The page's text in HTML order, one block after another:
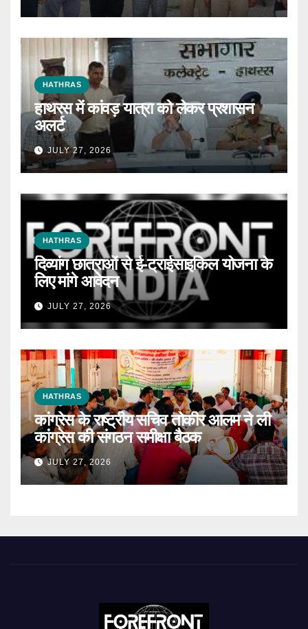
HATHRAS
हाथरस में कांवड़ यात्रा को लेकर प्रशासन
अलर्ट
JULY 27, 2026
HATHRAS
दिव्यांग छात्राओं से ई-ट्राईसाइकिल योजना के
लिए मांगे आवेदन
JULY 27, 2026
HATHRAS
कांग्रेस के राष्ट्रीय सचिव तोकीर आलम ने ली
कांग्रेस की संगठन समीक्षा बैठक
JULY 27, 2026